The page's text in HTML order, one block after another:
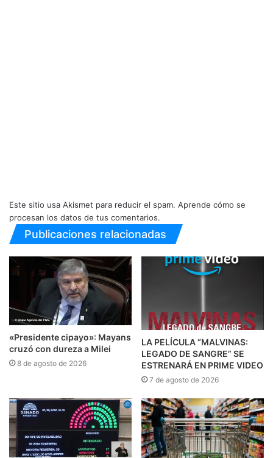
Este sitio usa Akismet para reducir el spam. Aprende cómo se
procesan los datos de tus comentarios.
Publicaciones relacionadas
«Presidente cipayo»: Mayans
cruzó con dureza a Milei
8 de agosto de 2026
LA PELÍCULA “MALVINAS:
LEGADO DE SANGRE” SE
ESTRENARÁ EN PRIME VIDEO
7 de agosto de 2026